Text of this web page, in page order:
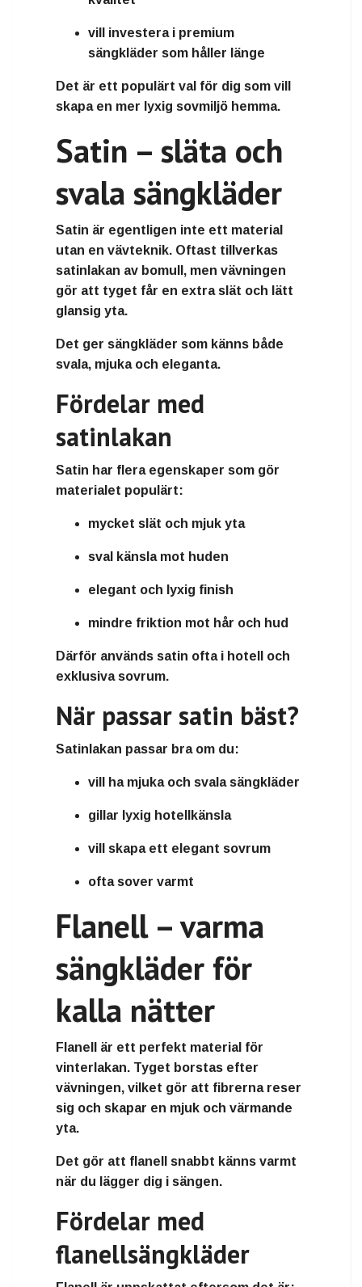
vill investera i premium
sängkläder som håller länge
Det är ett populärt val för dig som vill
skapa en mer lyxig sovmiljö hemma.
Satin – släta och
svala sängkläder
Satin är egentligen inte ett material
utan en vävteknik. Oftast tillverkas
satinlakan av bomull, men vävningen
gör att tyget får en extra slät och lätt
glansig yta.
Det ger sängkläder som känns både
svala, mjuka och eleganta.
Fördelar med
satinlakan
Satin har flera egenskaper som gör
materialet populärt:
mycket slät och mjuk yta
sval känsla mot huden
elegant och lyxig finish
mindre friktion mot hår och hud
Därför används satin ofta i hotell och
exklusiva sovrum.
När passar satin bäst?
Satinlakan passar bra om du:
vill ha mjuka och svala sängkläder
gillar lyxig hotellkänsla
vill skapa ett elegant sovrum
ofta sover varmt
Flanell – varma
sängkläder för
kalla nätter
Flanell
är ett perfekt material för
vinterlakan. Tyget borstas efter
vävningen, vilket gör att fibrerna reser
sig och skapar en mjuk och värmande
yta.
Det gör att flanell snabbt känns varmt
när du lägger dig i sängen.
Fördelar med
flanellsängkläder